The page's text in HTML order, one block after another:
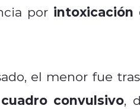
por
el menor fue
convulsivo,